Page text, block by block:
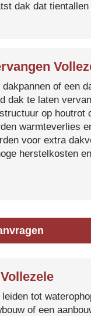
dak dat
of een
dak te laten
op houtrot
warmteverlies
voor extra
herstelkosten
tot
of een